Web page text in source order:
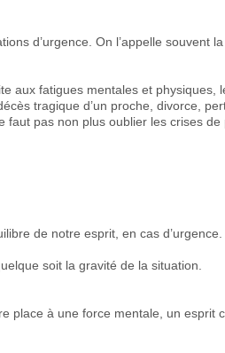
d’urgence. On l’appelle souvent
aux fatigues mentales et physiques,
tragique d’un proche, divorce,
pas non plus oublier les crises de
de notre esprit, en cas d’urgence.
soit la gravité de la situation.
place à une force mentale, un esprit